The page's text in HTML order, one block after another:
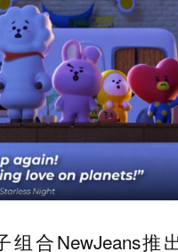
组合NewJeans推